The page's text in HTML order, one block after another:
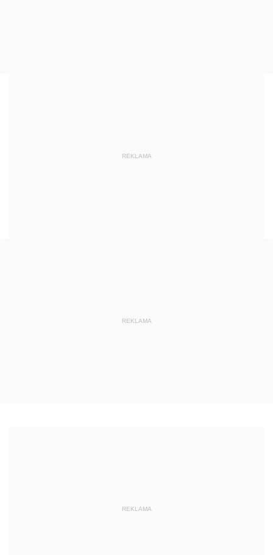
REKLAMA
REKLAMA
REKLAMA